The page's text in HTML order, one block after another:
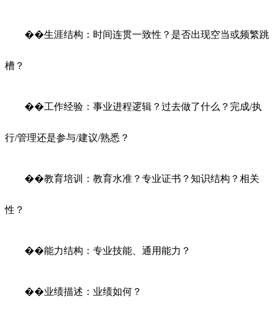
��生涯结构：时间连贯一致性？是否出现空当或频繁跳
槽？
��工作经验：事业进程逻辑？过去做了什么？完成/执
行/管理还是参与/建议/熟悉？
��教育培训：教育水准？专业证书？知识结构？相关
性？
��能力结构：专业技能、通用能力？
��业绩描述：业绩如何？